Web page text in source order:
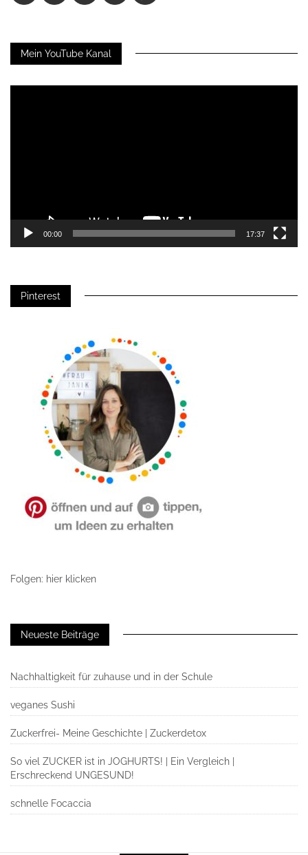
Mein YouTube Kanal
00:00 17:37
Pinterest
Folgen: hier klicken
Neueste Beiträge
Nachhaltigkeit für zuhause und in der Schule
veganes Sushi
Zuckerfrei- Meine Geschichte | Zuckerdetox
So viel ZUCKER ist in JOGHURTS! | Ein Vergleich |
Erschreckend UNGESUND!
schnelle Focaccia